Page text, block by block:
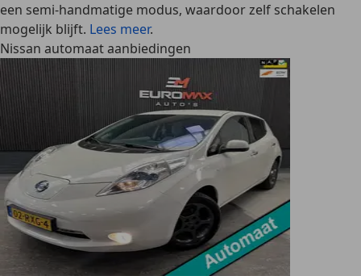
een semi-handmatige modus, waardoor zelf schakelen
mogelijk blijft. Lees meer.
Nissan automaat aanbiedingen